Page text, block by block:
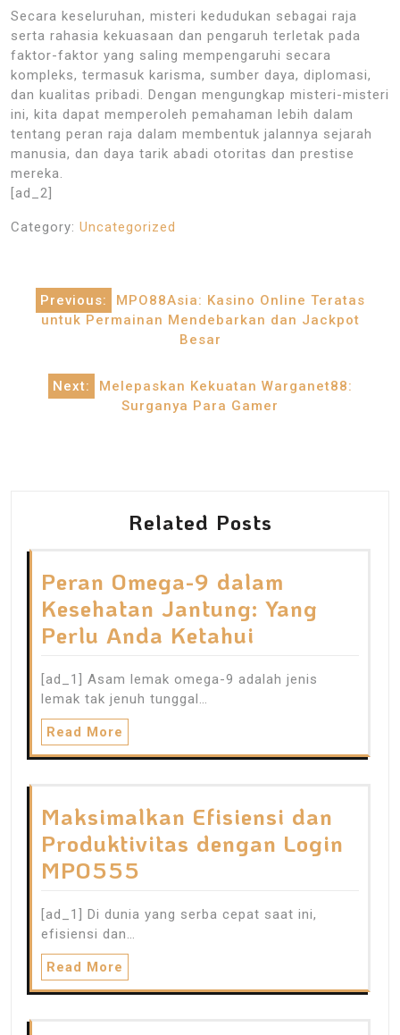
Secara keseluruhan, misteri kedudukan sebagai raja
serta rahasia kekuasaan dan pengaruh terletak pada
faktor-faktor yang saling mempengaruhi secara
kompleks, termasuk karisma, sumber daya, diplomasi,
dan kualitas pribadi. Dengan mengungkap misteri-misteri
ini, kita dapat memperoleh pemahaman lebih dalam
tentang peran raja dalam membentuk jalannya sejarah
manusia, dan daya tarik abadi otoritas dan prestise
mereka.
[ad_2]
Category: Uncategorized
Post
navigation
Previous:
MPO88Asia: Kasino Online Teratas
untuk Permainan Mendebarkan dan Jackpot
Besar
Next:
Melepaskan Kekuatan Warganet88:
Surganya Para Gamer
Related Posts
Peran Omega-9 dalam
Kesehatan Jantung: Yang
Perlu Anda Ketahui
[ad_1] Asam lemak omega-9 adalah jenis
lemak tak jenuh tunggal…
Read More
Maksimalkan Efisiensi dan
Produktivitas dengan Login
MPO555
[ad_1] Di dunia yang serba cepat saat ini,
efisiensi dan…
Read More